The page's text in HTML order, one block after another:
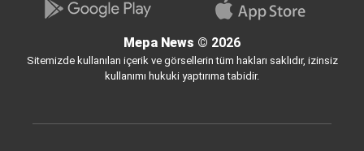
Mepa News © 2026
Sitemizde kullanılan içerik ve görsellerin tüm hakları saklıdır, izinsiz
kullanımı hukuki yaptırıma tabidir.